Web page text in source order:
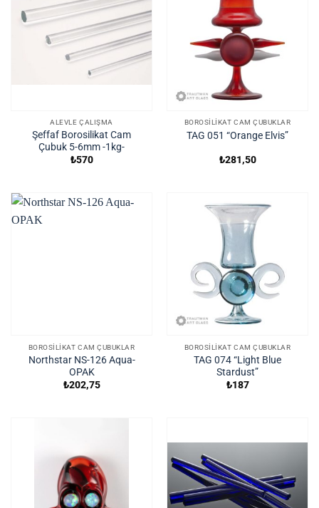
ALEVLE ÇALIŞMA
Şeffaf Borosilikat Cam
Çubuk 5-6mm -1kg-
₺570
BOROSILIKAT CAM ÇUBUKLAR
TAG 051 “Orange Elvis”
₺281,50
BOROSILIKAT CAM ÇUBUKLAR
Northstar NS-126 Aqua-
OPAK
₺202,75
BOROSILIKAT CAM ÇUBUKLAR
TAG 074 “Light Blue
Stardust”
₺187